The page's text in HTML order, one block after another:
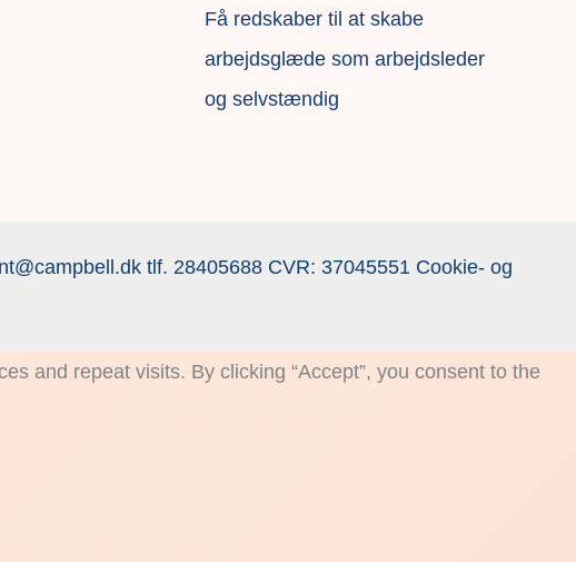
Få redskaber til at skabe
arbejdsglæde som arbejdsleder
og selvstændig
tlf. 28405688 CVR: 37045551 Cookie- og
and repeat visits. By clicking “Accept”, you consent to the